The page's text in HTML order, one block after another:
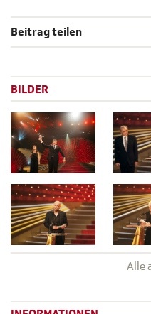
Beitrag teilen
BILDER
Alle